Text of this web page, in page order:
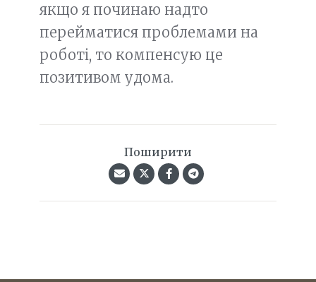
якщо я починаю надто
перейматися проблемами на
роботі, то компенсую це
позитивом удома.
Поширити